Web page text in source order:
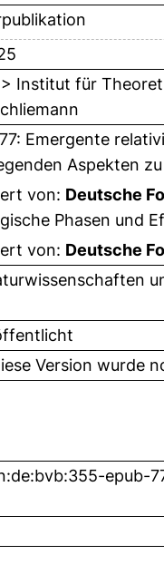
Institut für
Emergente
Aspekten
von: Deutsche
Phasen und
von: Deutsche
Version wurde
epub-